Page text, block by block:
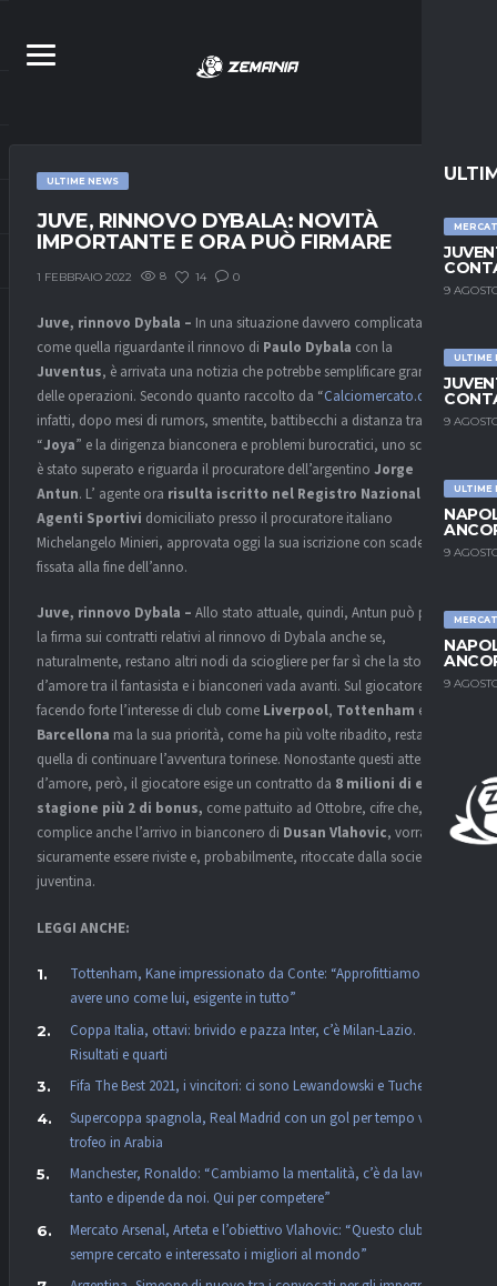
9
ULTIME
9
ULTIME
9
9
ULTIME NEWS
JUVE, RINNOVO DYBALA: NOVITÀ
IMPORTANTE E ORA PUÒ FIRMARE
1 FEBBRAIO 2022 8 14 0
Juve, rinnovo Dybala – In una situazione davvero complicata,
come quella riguardante il rinnovo di Paulo Dybala con la
Juventus, è arrivata una notizia che potrebbe semplificare gran parte
delle operazioni. Secondo quanto raccolto da “Calciomercato.com “,
infatti, dopo mesi di rumors, smentite, battibecchi a distanza tra la
“Joya” e la dirigenza bianconera e problemi burocratici, uno scoglio
è stato superato e riguarda il procuratore dell’argentino Jorge
Antun. L’ agente ora risulta iscritto nel Registro Nazionale
Agenti Sportivi domiciliato presso il procuratore italiano
Michelangelo Minieri, approvata oggi la sua iscrizione con scadenza
fissata alla fine dell’anno.
Juve, rinnovo Dybala – Allo stato attuale, quindi, Antun può porre
la firma sui contratti relativi al rinnovo di Dybala anche se,
naturalmente, restano altri nodi da sciogliere per far sì che la storia
d’amore tra il fantasista e i bianconeri vada avanti. Sul giocatore si sta
facendo forte l’interesse di club come Liverpool, Tottenham e
Barcellona ma la sua priorità, come ha più volte ribadito, resta
quella di continuare l’avventura torinese. Nonostante questi attestati
d’amore, però, il giocatore esige un contratto da 8 milioni di euro a
stagione più 2 di bonus, come pattuito ad Ottobre, cifre che,
complice anche l’arrivo in bianconero di Dusan Vlahovic, vorranno
sicuramente essere riviste e, probabilmente, ritoccate dalla società
juventina.
LEGGI ANCHE:
Tottenham, Kane impressionato da Conte: “Approfittiamo di
avere uno come lui, esigente in tutto”
Coppa Italia, ottavi: brivido e pazza Inter, c’è Milan-Lazio.
Risultati e quarti
Fifa The Best 2021, i vincitori: ci sono Lewandowski e Tuchel
Supercoppa spagnola, Real Madrid con un gol per tempo vince il
trofeo in Arabia
Manchester, Ronaldo: “Cambiamo la mentalità, c’è da lavorare
tanto e dipende da noi. Qui per competere”
Mercato Arsenal, Arteta e l’obiettivo Vlahovic: “Questo club ha
sempre cercato e interessato i migliori al mondo”